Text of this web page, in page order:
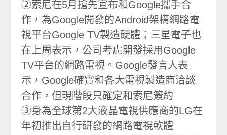
②索尼在5月搶先宣布和Google攜手合
作，為Google開發的Android架構網路電
視平台Google TV製造硬體；三星電子也
在上周表示，公司考慮開發採用Google
TV平台的網路電視。Google發言人表
示，Google確實和各大電視製造商洽談
合作，但現階段只確定和索尼簽約
③身為全球第2大液晶電視供應商的LG在
年初推出自行研發的網路電視軟體